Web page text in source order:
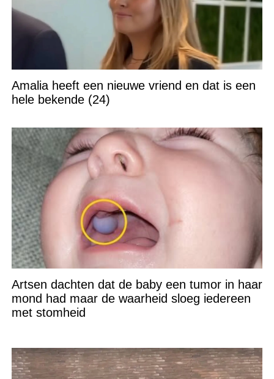
Amalia heeft een nieuwe vriend en dat is een
hele bekende (24)
Artsen dachten dat de baby een tumor in haar
mond had maar de waarheid sloeg iedereen
met stomheid